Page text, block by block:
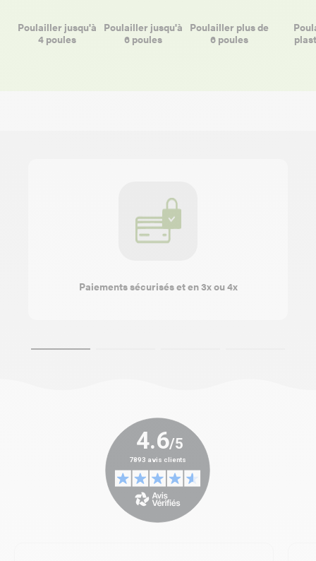
Poulailler jusqu'à
4 poules
Poulailler jusqu'à
6 poules
Poulailler plus de
6 poules
Paiements sécurisés et en 3x ou 4x